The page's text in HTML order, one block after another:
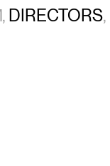
, DIRECTORS,